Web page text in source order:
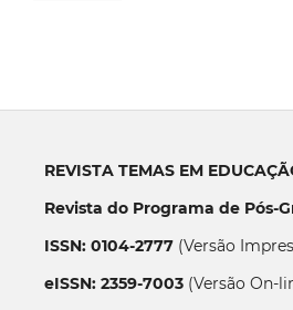
REVISTA TEMAS EM
Revista do Programa de Pós-
ISSN: 0104-2777(Versão
eISSN: 2359-7003(Versão On-